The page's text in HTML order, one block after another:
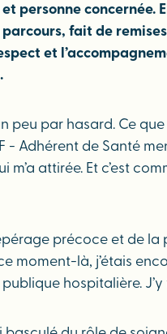
personne concernée.
fait de
et
peu par hasard. Ce
- Adhérent de Santé
attirée. Et c’est
précoce et de la
moment-là, j’étais
hospitalière.